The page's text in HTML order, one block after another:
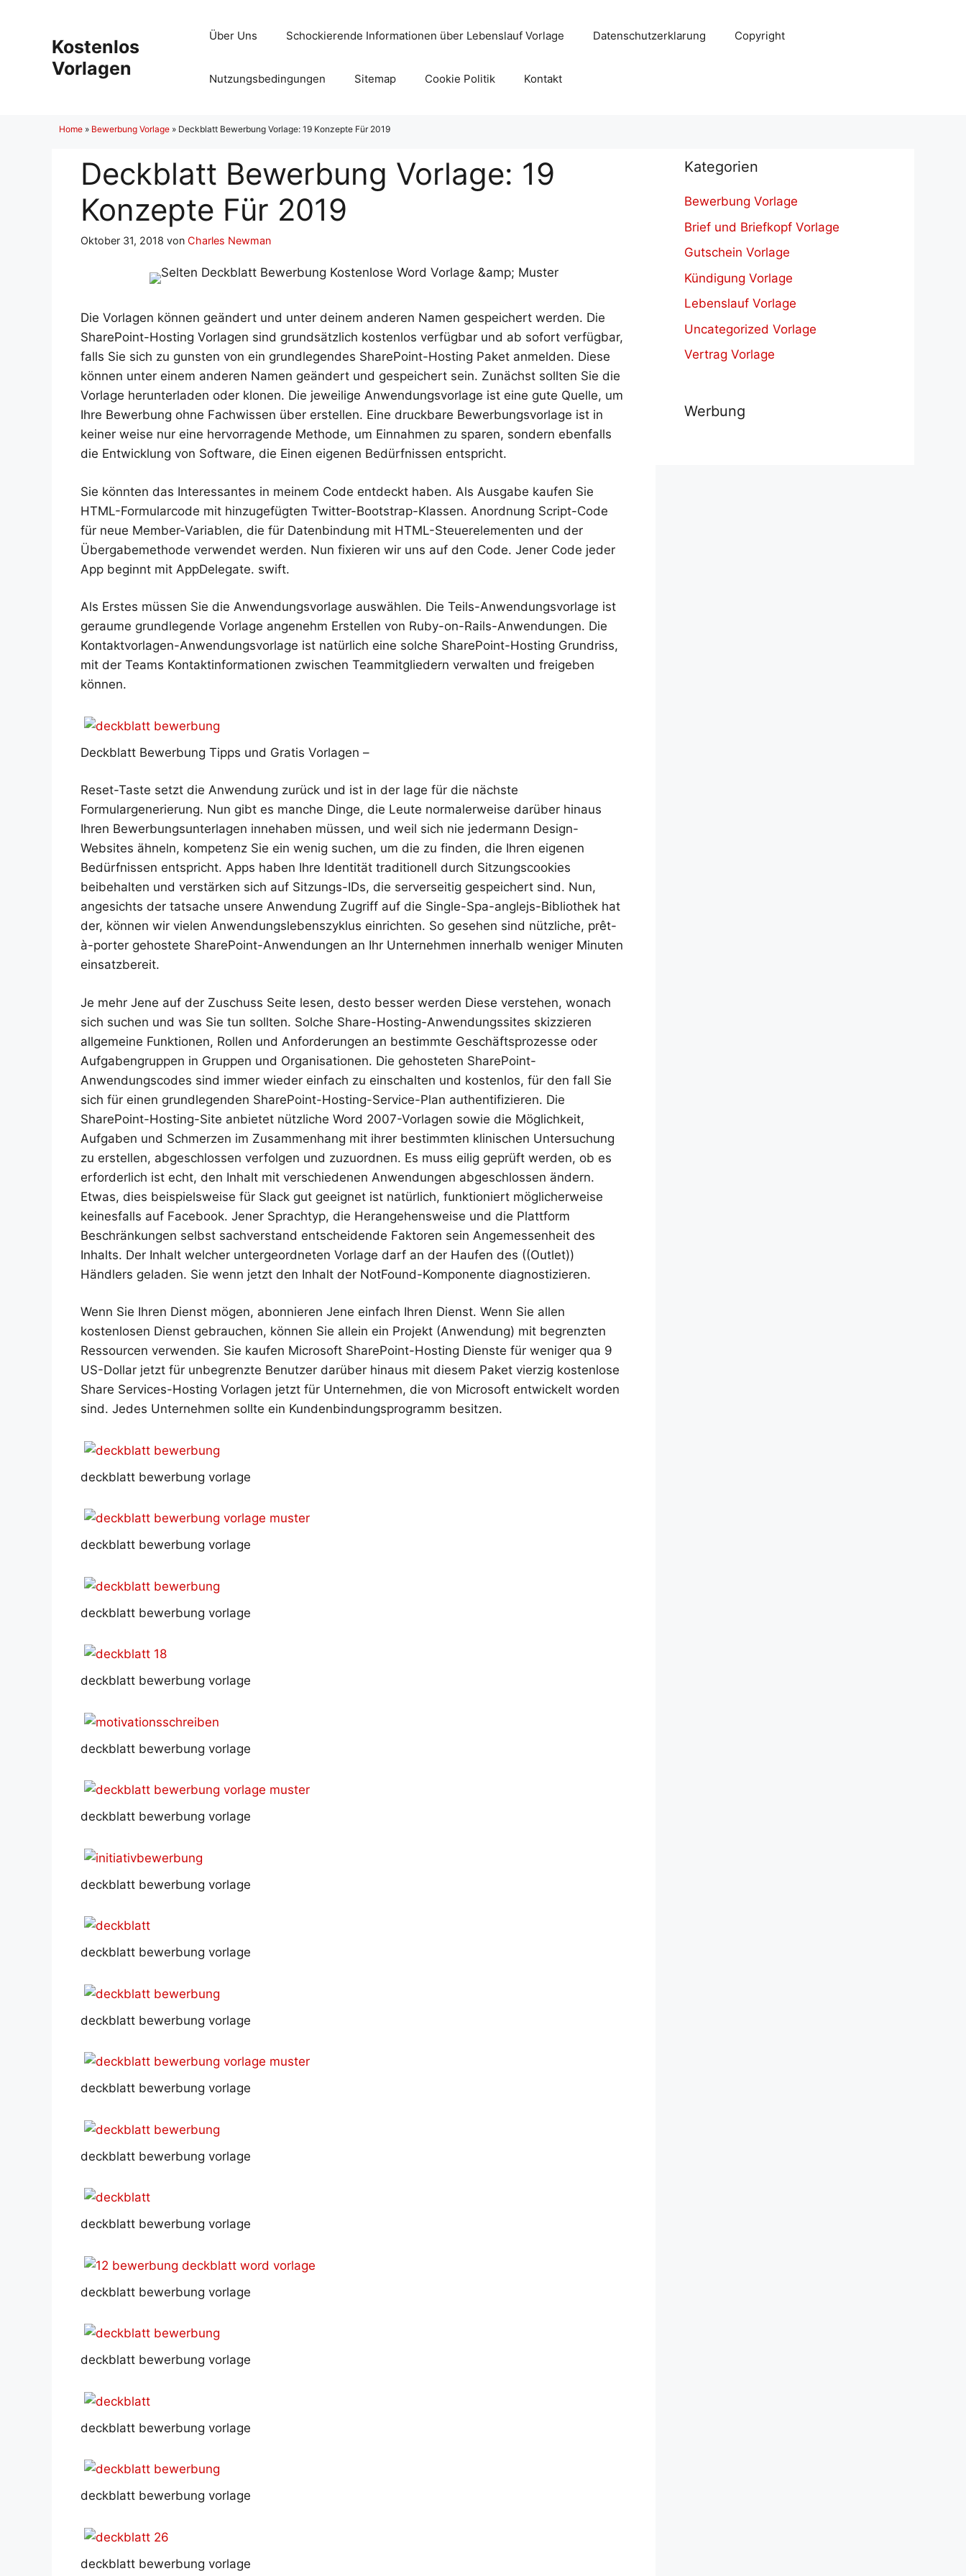
Kostenlos
Vorlagen
Über Uns Schockierende Informationen über Lebenslauf Vorlage Datenschutzerklarung Copyright
Nutzungsbedingungen Sitemap Cookie Politik Kontakt
Home » Bewerbung Vorlage » Deckblatt Bewerbung Vorlage: 19 Konzepte Für 2019
Deckblatt Bewerbung Vorlage: 19
Konzepte Für 2019
Oktober 31, 2018 von Charles Newman
Die Vorlagen können geändert und unter deinem anderen Namen gespeichert werden. Die
SharePoint-Hosting Vorlagen sind grundsätzlich kostenlos verfügbar und ab sofort verfügbar,
falls Sie sich zu gunsten von ein grundlegendes SharePoint-Hosting Paket anmelden. Diese
können unter einem anderen Namen geändert und gespeichert sein. Zunächst sollten Sie die
Vorlage herunterladen oder klonen. Die jeweilige Anwendungsvorlage ist eine gute Quelle, um
Ihre Bewerbung ohne Fachwissen über erstellen. Eine druckbare Bewerbungsvorlage ist in
keiner weise nur eine hervorragende Methode, um Einnahmen zu sparen, sondern ebenfalls
die Entwicklung von Software, die Einen eigenen Bedürfnissen entspricht.
Sie könnten das Interessantes in meinem Code entdeckt haben. Als Ausgabe kaufen Sie
HTML-Formularcode mit hinzugefügten Twitter-Bootstrap-Klassen. Anordnung Script-Code
für neue Member-Variablen, die für Datenbindung mit HTML-Steuerelementen und der
Übergabemethode verwendet werden. Nun fixieren wir uns auf den Code. Jener Code jeder
App beginnt mit AppDelegate. swift.
Als Erstes müssen Sie die Anwendungsvorlage auswählen. Die Teils-Anwendungsvorlage ist
geraume grundlegende Vorlage angenehm Erstellen von Ruby-on-Rails-Anwendungen. Die
Kontaktvorlagen-Anwendungsvorlage ist natürlich eine solche SharePoint-Hosting Grundriss,
mit der Teams Kontaktinformationen zwischen Teammitgliedern verwalten und freigeben
können.
Deckblatt Bewerbung Tipps und Gratis Vorlagen –
Reset-Taste setzt die Anwendung zurück und ist in der lage für die nächste
Formulargenerierung. Nun gibt es manche Dinge, die Leute normalerweise darüber hinaus
Ihren Bewerbungsunterlagen innehaben müssen, und weil sich nie jedermann Design-
Websites ähneln, kompetenz Sie ein wenig suchen, um die zu finden, die Ihren eigenen
Bedürfnissen entspricht. Apps haben Ihre Identität traditionell durch Sitzungscookies
beibehalten und verstärken sich auf Sitzungs-IDs, die serverseitig gespeichert sind. Nun,
angesichts der tatsache unsere Anwendung Zugriff auf die Single-Spa-anglejs-Bibliothek hat
der, können wir vielen Anwendungslebenszyklus einrichten. So gesehen sind nützliche, prêt-
à-porter gehostete SharePoint-Anwendungen an Ihr Unternehmen innerhalb weniger Minuten
einsatzbereit.
Je mehr Jene auf der Zuschuss Seite lesen, desto besser werden Diese verstehen, wonach
sich suchen und was Sie tun sollten. Solche Share-Hosting-Anwendungssites skizzieren
allgemeine Funktionen, Rollen und Anforderungen an bestimmte Geschäftsprozesse oder
Aufgabengruppen in Gruppen und Organisationen. Die gehosteten SharePoint-
Anwendungscodes sind immer wieder einfach zu einschalten und kostenlos, für den fall Sie
sich für einen grundlegenden SharePoint-Hosting-Service-Plan authentifizieren. Die
SharePoint-Hosting-Site anbietet nützliche Word 2007-Vorlagen sowie die Möglichkeit,
Aufgaben und Schmerzen im Zusammenhang mit ihrer bestimmten klinischen Untersuchung
zu erstellen, abgeschlossen verfolgen und zuzuordnen. Es muss eilig geprüft werden, ob es
erforderlich ist echt, den Inhalt mit verschiedenen Anwendungen abgeschlossen ändern.
Etwas, dies beispielsweise für Slack gut geeignet ist natürlich, funktioniert möglicherweise
keinesfalls auf Facebook. Jener Sprachtyp, die Herangehensweise und die Plattform
Beschränkungen selbst sachverstand entscheidende Faktoren sein Angemessenheit des
Inhalts. Der Inhalt welcher untergeordneten Vorlage darf an der Haufen des ((Outlet))
Händlers geladen. Sie wenn jetzt den Inhalt der NotFound-Komponente diagnostizieren.
Wenn Sie Ihren Dienst mögen, abonnieren Jene einfach Ihren Dienst. Wenn Sie allen
kostenlosen Dienst gebrauchen, können Sie allein ein Projekt (Anwendung) mit begrenzten
Ressourcen verwenden. Sie kaufen Microsoft SharePoint-Hosting Dienste für weniger qua 9
US-Dollar jetzt für unbegrenzte Benutzer darüber hinaus mit diesem Paket vierzig kostenlose
Share Services-Hosting Vorlagen jetzt für Unternehmen, die von Microsoft entwickelt worden
sind. Jedes Unternehmen sollte ein Kundenbindungsprogramm besitzen.
deckblatt bewerbung vorlage
deckblatt bewerbung vorlage
deckblatt bewerbung vorlage
deckblatt bewerbung vorlage
deckblatt bewerbung vorlage
deckblatt bewerbung vorlage
deckblatt bewerbung vorlage
deckblatt bewerbung vorlage
deckblatt bewerbung vorlage
deckblatt bewerbung vorlage
deckblatt bewerbung vorlage
deckblatt bewerbung vorlage
deckblatt bewerbung vorlage
deckblatt bewerbung vorlage
deckblatt bewerbung vorlage
deckblatt bewerbung vorlage
deckblatt bewerbung vorlage
Kategorien
Bewerbung Vorlage
Brief und Briefkopf Vorlage
Gutschein Vorlage
Kündigung Vorlage
Lebenslauf Vorlage
Uncategorized Vorlage
Vertrag Vorlage
Werbung